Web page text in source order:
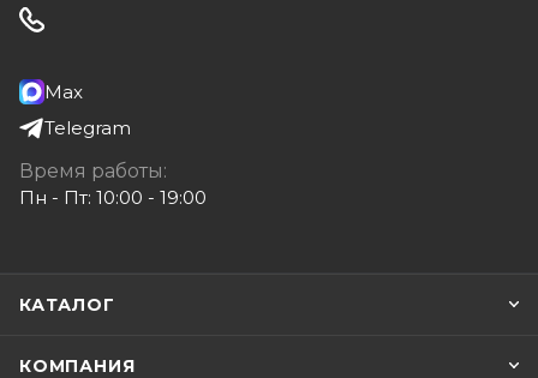
Max
Telegram
Время работы:
Пн - Пт: 10:00 - 19:00
КАТАЛОГ
КОМПАНИЯ